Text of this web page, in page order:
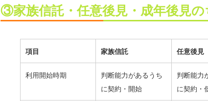
③家族信託・任意後見・成年後見
項目 家族信託 任意後見
利用開始時期
判断能力があるうち
に契約・開始
判断能力
に契約・